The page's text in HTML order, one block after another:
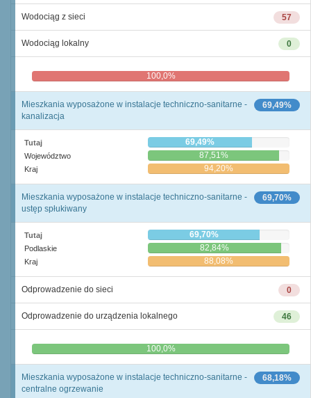
57
Wodociąg z sieci
0
Wodociąg lokalny
100,0%
69,49%
Mieszkania wyposażone w instalacje techniczno-sanitarne -
kanalizacja
Tutaj 69,49%
Województwo 87,51%
Kraj 94,20%
69,70%
Mieszkania wyposażone w instalacje techniczno-sanitarne -
ustęp spłukiwany
Tutaj 69,70%
Podlaskie 82,84%
Kraj 88,08%
0
Odprowadzenie do sieci
46
Odprowadzenie do urządzenia lokalnego
0,0% 100,0%
68,18%
Mieszkania wyposażone w instalacje techniczno-sanitarne -
centralne ogrzewanie